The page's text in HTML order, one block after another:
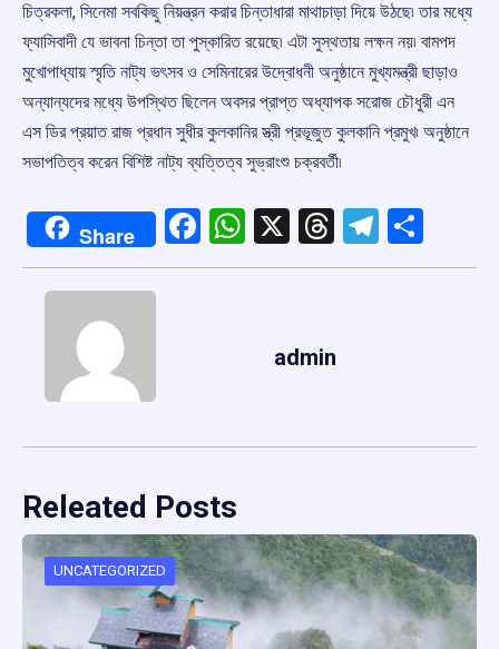
চিত্রকলা, সিনেমা সবকিছু নিয়ন্ত্রন করার চিন্তাধারা মাথাচাড়া দিয়ে উঠছে৷ তার মধ্যে
ফ্যাসিবাদী যে ভাবনা চিন্তা তা পুস্কারিত রয়েছে৷ এটা সুস্থতায় লক্ষন নয়৷ বামপদ
মুখোপাধ্যায় স্মৃতি নাট্য ভৎসব ও সেমিনারের উদ্বোধনী অনুষ্ঠানে মুখ্যমন্ত্রী ছাড়াও
অন্যান্যদের মধ্যে উপস্থিত ছিলেন অবসর প্রাপ্ত অধ্যাপক সরোজ চৌধুরী এন
এস ডির প্রয়াত রাজ প্রধান সুধীর কুলকানির স্ত্রী প্রভূজুত কুলকানি প্রমুখ৷ অনুষ্ঠানে
সভাপতিত্ব করেন বিশিষ্ট নাট্য ব্যত্তিত্ব সুভ্রাংশু চক্রবর্তী৷
Share Facebook
WhatsApp
X Threads
admin
Releated Posts
UNCATEGORIZED